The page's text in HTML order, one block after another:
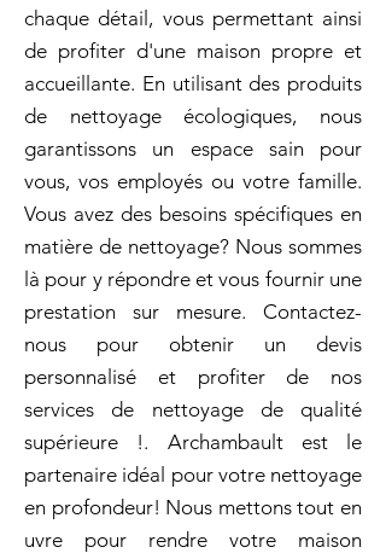
chaque détail, vous permettant ainsi
de profiter d'une maison propre et
accueillante. En utilisant des produits
de nettoyage écologiques, nous
garantissons un espace sain pour
vous, vos employés ou votre famille.
Vous avez des besoins spécifiques en
matière de nettoyage? Nous sommes
là pour y répondre et vous fournir une
prestation sur mesure. Contactez-
nous pour obtenir un devis
personnalisé et profiter de nos
services de nettoyage de qualité
supérieure !. Archambault est le
partenaire idéal pour votre nettoyage
en profondeur! Nous mettons tout en
uvre pour rendre votre maison